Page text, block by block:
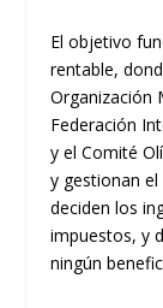
El objetivo
rentable,
Organización
Federación
yelComité
y gestionan
deciden los
impuestos, y
ningún